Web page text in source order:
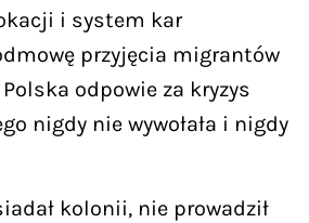
i system kar
przyjęcia migrantów
odpowie za kryzys
nigdy nie wywołała i nigdy
kolonii, nie prowadził